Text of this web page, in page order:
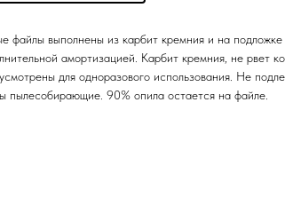
файлы выполнены из карбит кремния и на подложке
амортизацией. Карбит кремния, не рвет
для одноразового использования. Не
пылесобирающие. 90% опила остается на файле.